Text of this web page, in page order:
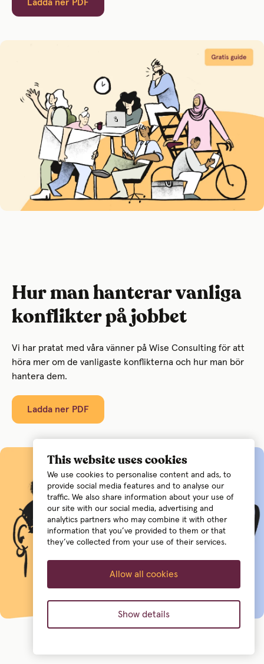
This website uses cookies
We use cookies to personalise content and ads, to
provide social media features and to analyse our
traffic. We also share information about your use of
our site with our social media, advertising and
analytics partners who may combine it with other
information that you’ve provided to them or that
they’ve collected from your use of their services.
Allow all cookies
Show details
Ladda ner PDF
Hur man hanterar vanliga
konflikter på jobbet
Vi har pratat med våra vänner på Wise Consulting för att
höra mer om de vanligaste konflikterna och hur man bör
hantera dem.
Ladda ner PDF